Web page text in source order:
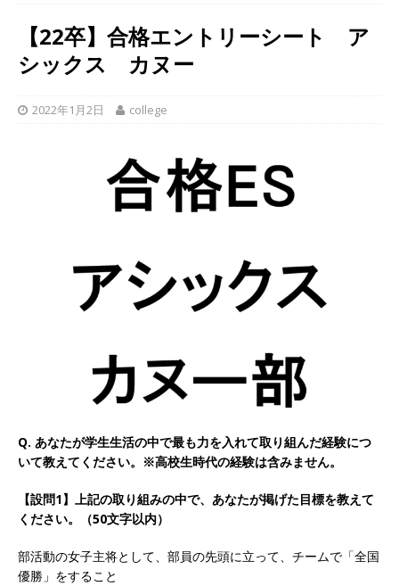
る優良企業一覧（26社）
体育会積極採用企業
[ 2026年5月16日 ]
る優良企業一覧（18社）
学生を求めアスキヤリ限定イベント開催!! 】 世界
230以上の国・地域で愛される日本屈指のゲーム
以上営業増益を達成 ｜ プライム上場 ｜ カプコン
体育会積極採用企業
インターン!! 】 M&A仲介業 ｜ 入社2年目の参考
年収1,631万円 ｜ 設立以降連続売上増 ｜ 土日祝
完全休み ｜ プライム上場 ｜ M&A総合研究所
体育会積極採用企業
[ 2026年5月15日 ] 【 28卒 ｜ インターンシップ
参加者は書類選考・一次面接免除 】 M&A総研の
いコンサルを行う ｜ スタートアップの成長性×
【22卒】合格エントリーシート ア
シックス カヌー
2022年1月2日 college
Q. あなたが学生生活の中で最も力を入れて取り組んだ経験につ
いて教えてください。※高校生時代の経験は含みません。
【設問1】上記の取り組みの中で、あなたが掲げた目標を教えて
ください。（50文字以内）
部活動の女子主将として、部員の先頭に立って、チームで「全国
優勝」をすること